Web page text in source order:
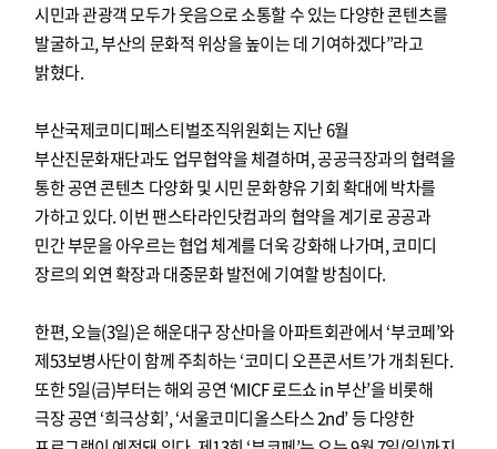
시민과 관광객 모두가 웃음으로 소통할 수 있는 다양한 콘텐츠를
발굴하고, 부산의 문화적 위상을 높이는 데 기여하겠다”라고
밝혔다.
부산국제코미디페스티벌조직위원회는 지난 6월
부산진문화재단과도 업무협약을 체결하며, 공공극장과의 협력을
통한 공연 콘텐츠 다양화 및 시민 문화향유 기회 확대에 박차를
가하고 있다. 이번 팬스타라인닷컴과의 협약을 계기로 공공과
민간 부문을 아우르는 협업 체계를 더욱 강화해 나가며, 코미디
장르의 외연 확장과 대중문화 발전에 기여할 방침이다.
한편, 오늘(3일)은 해운대구 장산마을 아파트회관에서 ‘부코페’와
제53보병사단이 함께 주최하는 ‘코미디 오픈콘서트’가 개최된다.
또한 5일(금)부터는 해외 공연 ‘MICF 로드쇼 in 부산’을 비롯해
극장 공연 ‘희극상회’, ‘서울코미디올스타스 2nd’ 등 다양한